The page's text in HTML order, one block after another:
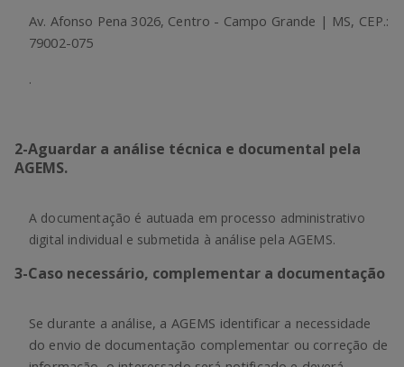
Av. Afonso Pena 3026, Centro - Campo Grande | MS, CEP.:
79002-075
.
2-Aguardar a análise técnica e documental pela
AGEMS.
A documentação é autuada em processo administrativo
digital individual e submetida à análise pela AGEMS.
3-Caso necessário, complementar a documentação
Se durante a análise, a AGEMS identificar a necessidade
do envio de documentação complementar ou correção de